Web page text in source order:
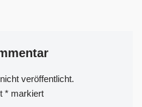
veröffentlicht.
* markiert